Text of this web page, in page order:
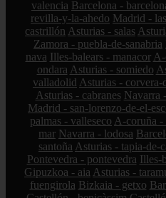
valencia Barcelona -
revilla-y-la-ahedo Madrid -
castrillón Asturias - salas
Zamora - puebla-de-sanabria
nava Illes-balears - manacor
ondara Asturias - somiedo
valladolid Asturias - corvera-
Asturias - cabranes Navarra
Madrid - san-lorenzo-de-el-
palmas - valleseco A-coruña -
mar Navarra - lodosa
santoña Asturias - tapia-de-
Pontevedra - pontevedra Illes-
Gipuzkoa - aia Asturias -
fuengirola Bizkaia - getxo